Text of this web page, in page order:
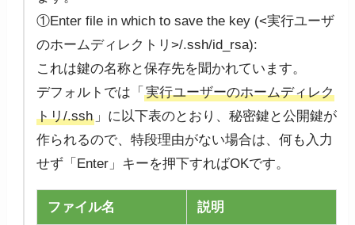
①Enter file in which to save the key (<実行ユーザ
のホームディレクトリ>/.ssh/id_rsa):
これは鍵の名称と保存先を聞かれています。
デフォルトでは「実行ユーザーのホームディレク
トリ/.ssh 」に以下表のとおり、秘密鍵と公開鍵が
作られるので、特段理由がない場合は、何も入力
せず「Enter」キーを押下すればOKです。
ファイル名 説明